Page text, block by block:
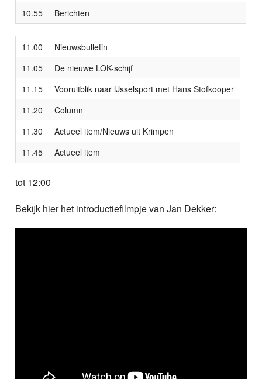
10.55
Berichten
11.00
Nieuwsbulletin
11.05
De nieuwe LOK-schijf
11.15
Vooruitblik naar IJsselsport met Hans Stofkooper
11.20
Column
11.30
Actueel item/Nieuws uit Krimpen
11.45
Actueel item
tot 12:00
Bekijk hier het introductiefilmpje van Jan Dekker: